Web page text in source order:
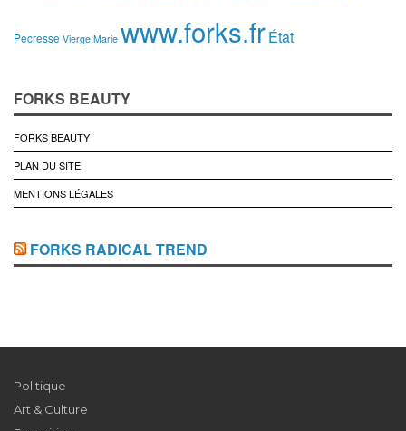
Pecresse Vierge Marie www.forks.frÉtat
FORKS BEAUTY
FORKS BEAUTY
PLAN DU SITE
MENTIONS LÉGALES
FORKS RADICAL TREND
Politique
Art & Culture